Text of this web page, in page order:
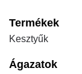
Termékek
Kesztyűk
Ágazatok